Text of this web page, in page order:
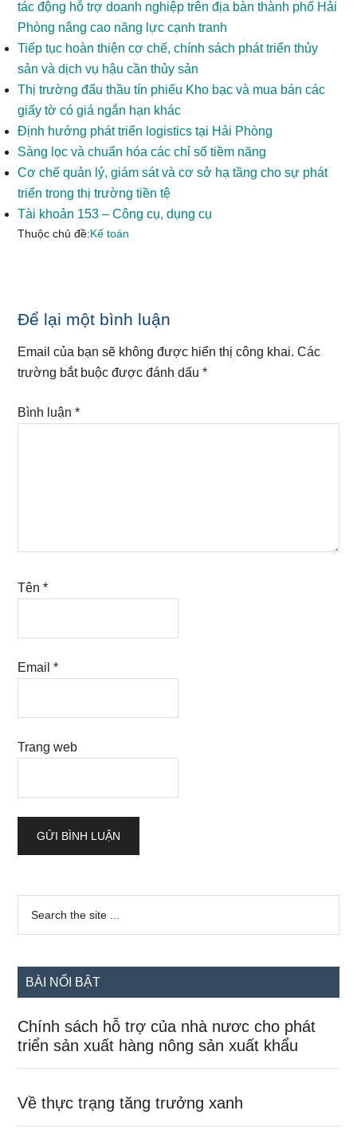
tác động hỗ trợ doanh nghiệp trên địa bàn thành phố Hải
Phòng nâng cao năng lực cạnh tranh
Tiếp tục hoàn thiện cơ chế, chính sách phát triển thủy
sản và dịch vụ hậu cần thủy sản
Thị trường đấu thầu tín phiếu Kho bạc và mua bán các
giấy tờ có giá ngắn hạn khác
Định hướng phát triển logistics tại Hải Phòng
Sàng lọc và chuẩn hóa các chỉ số tiềm năng
Cơ chế quản lý, giám sát và cơ sở hạ tầng cho sự phát
triển trong thị trường tiền tệ
Tài khoản 153 – Công cụ, dụng cụ
Thuộc chủ đề:Kế toán
Reader
Interactions
Để lại một bình luận
Email của bạn sẽ không được hiển thị công khai. Các
trường bắt buộc được đánh dấu*
Bình luận*
Tên*
Email*
Trang web
Sidebar
chính
...
BÀI NỔI BẬT
Chính sách hỗ trợ của nhà nươc cho phát
triển sản xuất hàng nông sản xuất khẩu
Về thực trạng tăng trưởng xanh